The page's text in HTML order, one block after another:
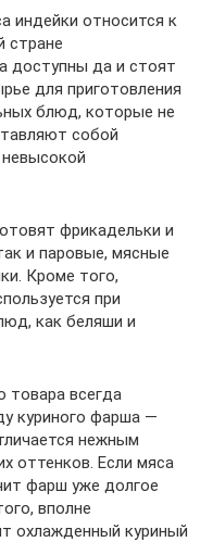
индейки относится к
стране
доступны да и стоят
для приготовления
блюд, которые не
собой
фрикадельки и
и паровые, мясные
Кроме того,
при
как беляши и
товара всегда
куриного фарша —
нежным
оттенков. Если мяса
фарш уже долгое
вполне
охлажденный куриный